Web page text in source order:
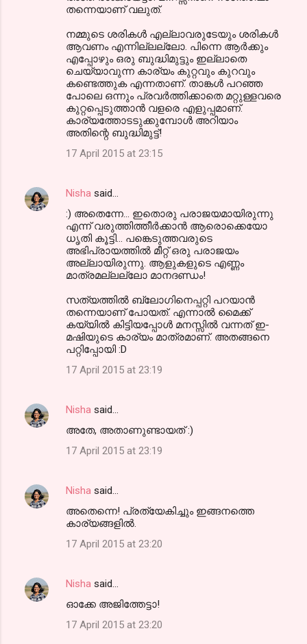
തന്നെയാണ് വലുത്.
നമ്മുടെ ശരികള്‍ എല്ലാവരുടേയും ശരികള്‍
ആവണം എന്നില്ലല്ലോ. പിന്നെ ആര്‍ക്കും
എപ്പോഴും ഒരു ബുദ്ധിമുട്ടും ഇല്ലാതെ
ചെയ്യാവുന്ന കാര്യം കുറ്റവും കുറവും
കണ്ടെത്തുക എന്നതാണ്. താങ്കള്‍ പറഞ്ഞ
പോലെ ഒന്നും പ്രവര്‍ത്തിക്കാതെ മറ്റുള്ളവരെ
കുറ്റപ്പെടുത്താന്‍ വളരെ എളുപ്പമാണ്.
കാര്യത്തോടടുക്കുമ്പോള്‍ അറിയാം
അതിന്റെ ബുദ്ധിമുട്ട്!
17 April 2015 at 23:15
Nisha said…
:) അതെന്നേ... ഇതൊരു പരാജയമായിരുന്നു
എന്ന്‍ വരുത്തിത്തീര്‍ക്കാന്‍ ആരൊക്കെയോ
ധൃതി കൂട്ടി... പങ്കെടുത്തവരുടെ
അഭിപ്രായത്തില്‍ മീറ്റ്‌ ഒരു പരാജയം
അല്ലായിരുന്നു. ആളുകളുടെ എണ്ണം
മാത്രമല്ലല്ലോ മാനദണ്ഡം!
സത്യത്തില്‍ ബ്ലോഗിനെപ്പറ്റി പറയാന്‍
തന്നെയാണ് പോയത്. എന്നാല്‍ മൈക്ക്
കയ്യില്‍ കിട്ടിയപ്പോള്‍ മനസ്സില്‍ വന്നത് ഇ-
മഷിയുടെ കാര്യം മാത്രമാണ്. അതങ്ങനെ
പറ്റിപ്പോയി :D
17 April 2015 at 23:19
Nisha said…
അതേ, അതാണുണ്ടായത് :)
17 April 2015 at 23:19
Nisha said…
അതെന്നെ! പ്രത്യേകിച്ചും ഇങ്ങനത്തെ
കാര്യങ്ങളില്‍.
17 April 2015 at 23:20
Nisha said…
ഓക്കേ അജിത്തേട്ടാ!
17 April 2015 at 23:20